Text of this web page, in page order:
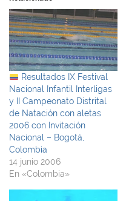
Resultados IX Festival
Nacional Infantil Interligas
y II Campeonato Distrital
de Natación con aletas
2006 con Invitación
Nacional – Bogotá,
Colombia
14 junio 2006
En «Colombia»